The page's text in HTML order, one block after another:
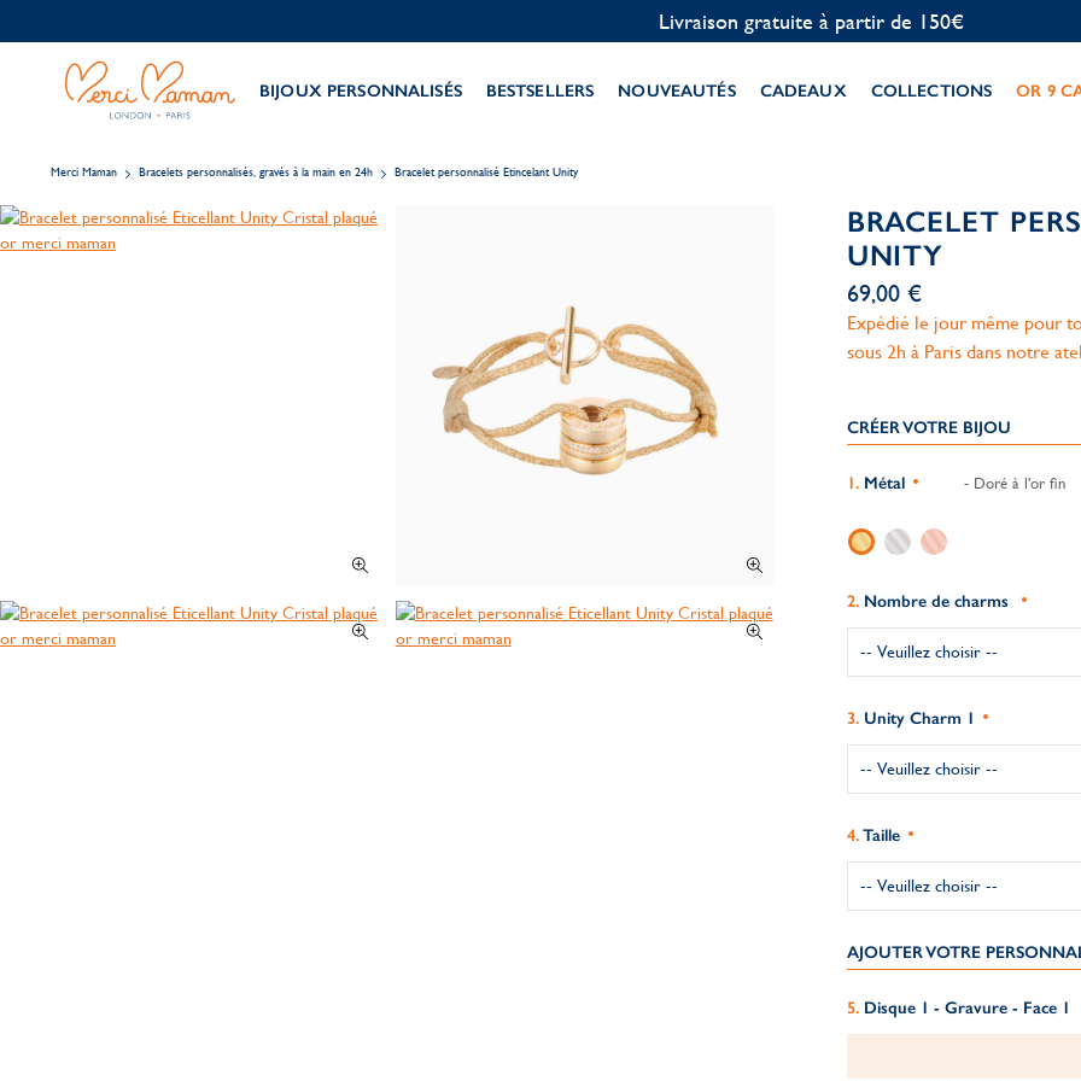
Livraison gratuite à partir de 150€
BIJOUX PERSONNALISÉS BESTSELLERS NOUVEAUTÉS CADEAUX COLLECTIONS OR 9
Merci Maman Bracelets personnalisés, gravés à la main en 24h Bracelet personnalisé Etincelant Unity
BRACELET
UNITY
69,00 €
Expédié le jour même pour
sous 2h à Paris dans notre
CRÉER VOTRE BIJOU
Métal - Doré à l'or fin
Nombre de charms
Unity Charm 1
Taille
AJOUTER VOTRE
Disque 1 - Gravure - Face 1